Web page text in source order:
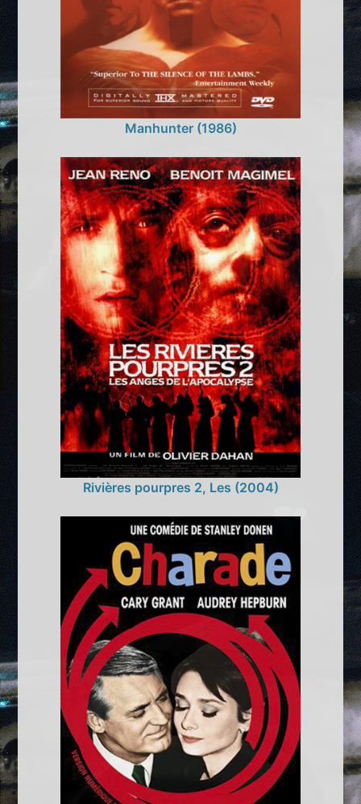
Manhunter (1986)
Rivières pourpres 2, Les (2004)